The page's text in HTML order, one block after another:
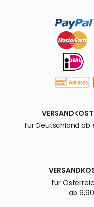
für Deutschland ab
für
ab